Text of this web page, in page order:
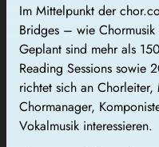
Im Mittelpunkt der
Bridges – wie
Geplant sind mehr als
Reading Sessions sowie
richtet sich an Chorleiter,
Chormanager,
Vokalmusik interessieren.